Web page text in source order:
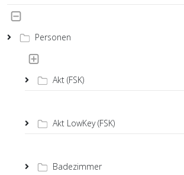
Personen
Akt (FSK)
Akt LowKey (FSK)
Badezimmer